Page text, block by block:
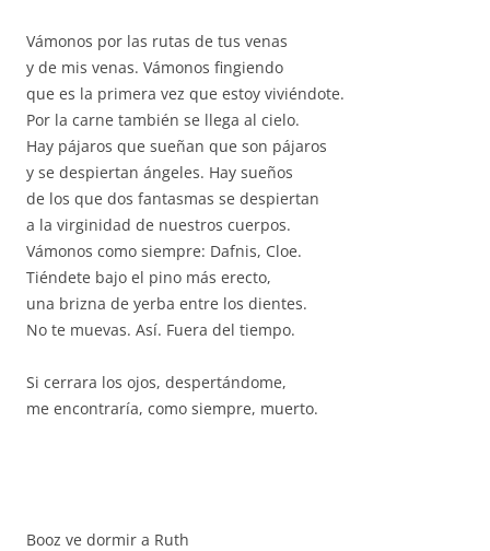
Vámonos por las rutas de tus venas
y de mis venas. Vámonos fingiendo
que es la primera vez que estoy viviéndote.
Por la carne también se llega al cielo.
Hay pájaros que sueñan que son pájaros
y se despiertan ángeles. Hay sueños
de los que dos fantasmas se despiertan
a la virginidad de nuestros cuerpos.
Vámonos como siempre: Dafnis, Cloe.
Tiéndete bajo el pino más erecto,
una brizna de yerba entre los dientes.
No te muevas. Así. Fuera del tiempo.
Si cerrara los ojos, despertándome,
me encontraría, como siempre, muerto.
Booz ve dormir a Ruth